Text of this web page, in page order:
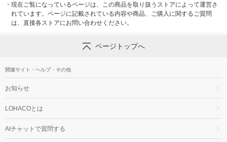
・ 現在ご覧になっているページは、この商品を取り扱うストアによって運営さ
れています。ページに記載されている内容や商品、ご購入に関するご質問
は、直接各ストアにお問い合わせください。
ページトップへ
関連サイト・ヘルプ・その他
お知らせ
LOHACOとは
AIチャットで質問する